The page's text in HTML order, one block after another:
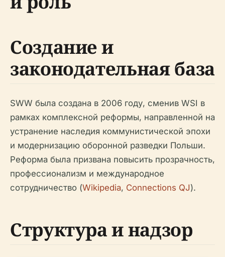
Создание и
законодательная база
SWW была создана в 2006 году, сменив WSI в
рамках комплексной реформы, направленной на
устранение наследия коммунистической эпохи
и модернизацию оборонной разведки Польши.
Реформа была призвана повысить прозрачность,
профессионализм и международное
сотрудничество (Wikipedia, Connections QJ).
Структура и надзор